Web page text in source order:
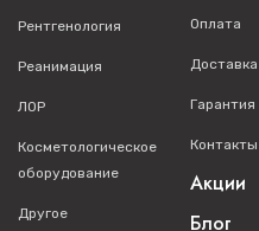
Рентгенология
Реанимация
ЛОР
Косметологическое
оборудование
Другое
Оплата
Доставка
Гарантия
Контакты
Акции
Блог